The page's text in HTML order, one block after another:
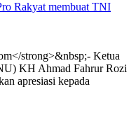
Rakyat membuat TNI
strong>&nbsp;- Ketua
KH Ahmad Fahrur Rozi
apresiasi kepada